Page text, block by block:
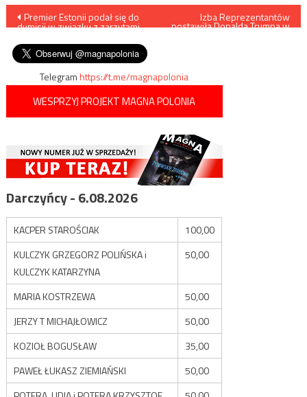
Nawigacja
wpisu
Premier Estonii podał się do
dymisji w związku z zarzutami
Izba Reprezentantów
postawiła Donalda Trumpa w
Telegramhttps://t.me/magnapolonia
WESPRZYJ PROJEKT MAGNA POLONIA
Darczyńcy - 6.08.2026
KACPER STAROŚCIAK
100,00
KULCZYK GRZEGORZ POLIŃSKA i
KULCZYK KATARZYNA
50,00
MARIA KOSTRZEWA
50,00
JERZY T MICHAJŁOWICZ
50,00
KOZIOŁ BOGUSŁAW
35,00
PAWEŁ ŁUKASZ ZIEMIAŃSKI
50,00